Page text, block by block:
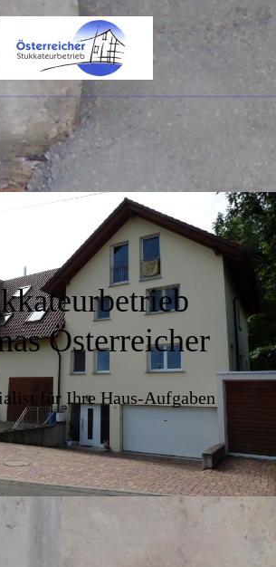
Österreicher
für Ihre Haus-Aufgaben